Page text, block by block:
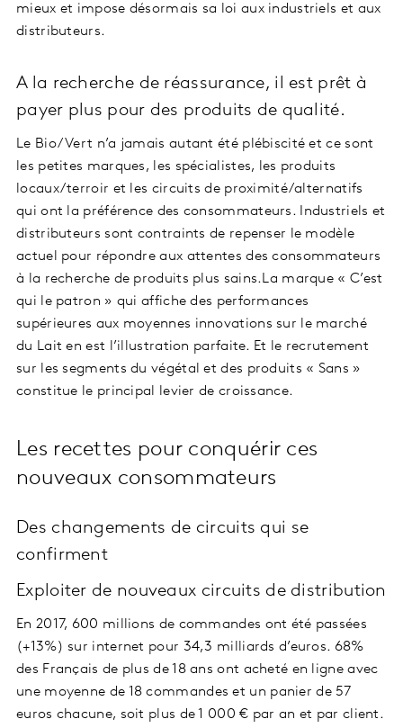
mieux et impose désormais sa loi aux industriels et aux
distributeurs.
A la recherche de réassurance, il est prêt à
payer plus pour des produits de qualité.
Le Bio/Vert n’a jamais autant été plébiscité et ce sont
les petites marques, les spécialistes, les produits
locaux/terroir et les circuits de proximité/alternatifs
qui ont la préférence des consommateurs. Industriels et
distributeurs sont contraints de repenser le modèle
actuel pour répondre aux attentes des consommateurs
à la recherche de produits plus sains.La marque « C’est
qui le patron » qui affiche des performances
supérieures aux moyennes innovations sur le marché
du Lait en est l’illustration parfaite. Et le recrutement
sur les segments du végétal et des produits « Sans »
constitue le principal levier de croissance.
Les recettes pour conquérir ces
nouveaux consommateurs
Des changements de circuits qui se
confirment
Exploiter de nouveaux circuits de distribution
En 2017, 600 millions de commandes ont été passées
(+13%) sur internet pour 34,3 milliards d’euros. 68%
des Français de plus de 18 ans ont acheté en ligne avec
une moyenne de 18 commandes et un panier de 57
euros chacune, soit plus de 1 000 € par an et par client.